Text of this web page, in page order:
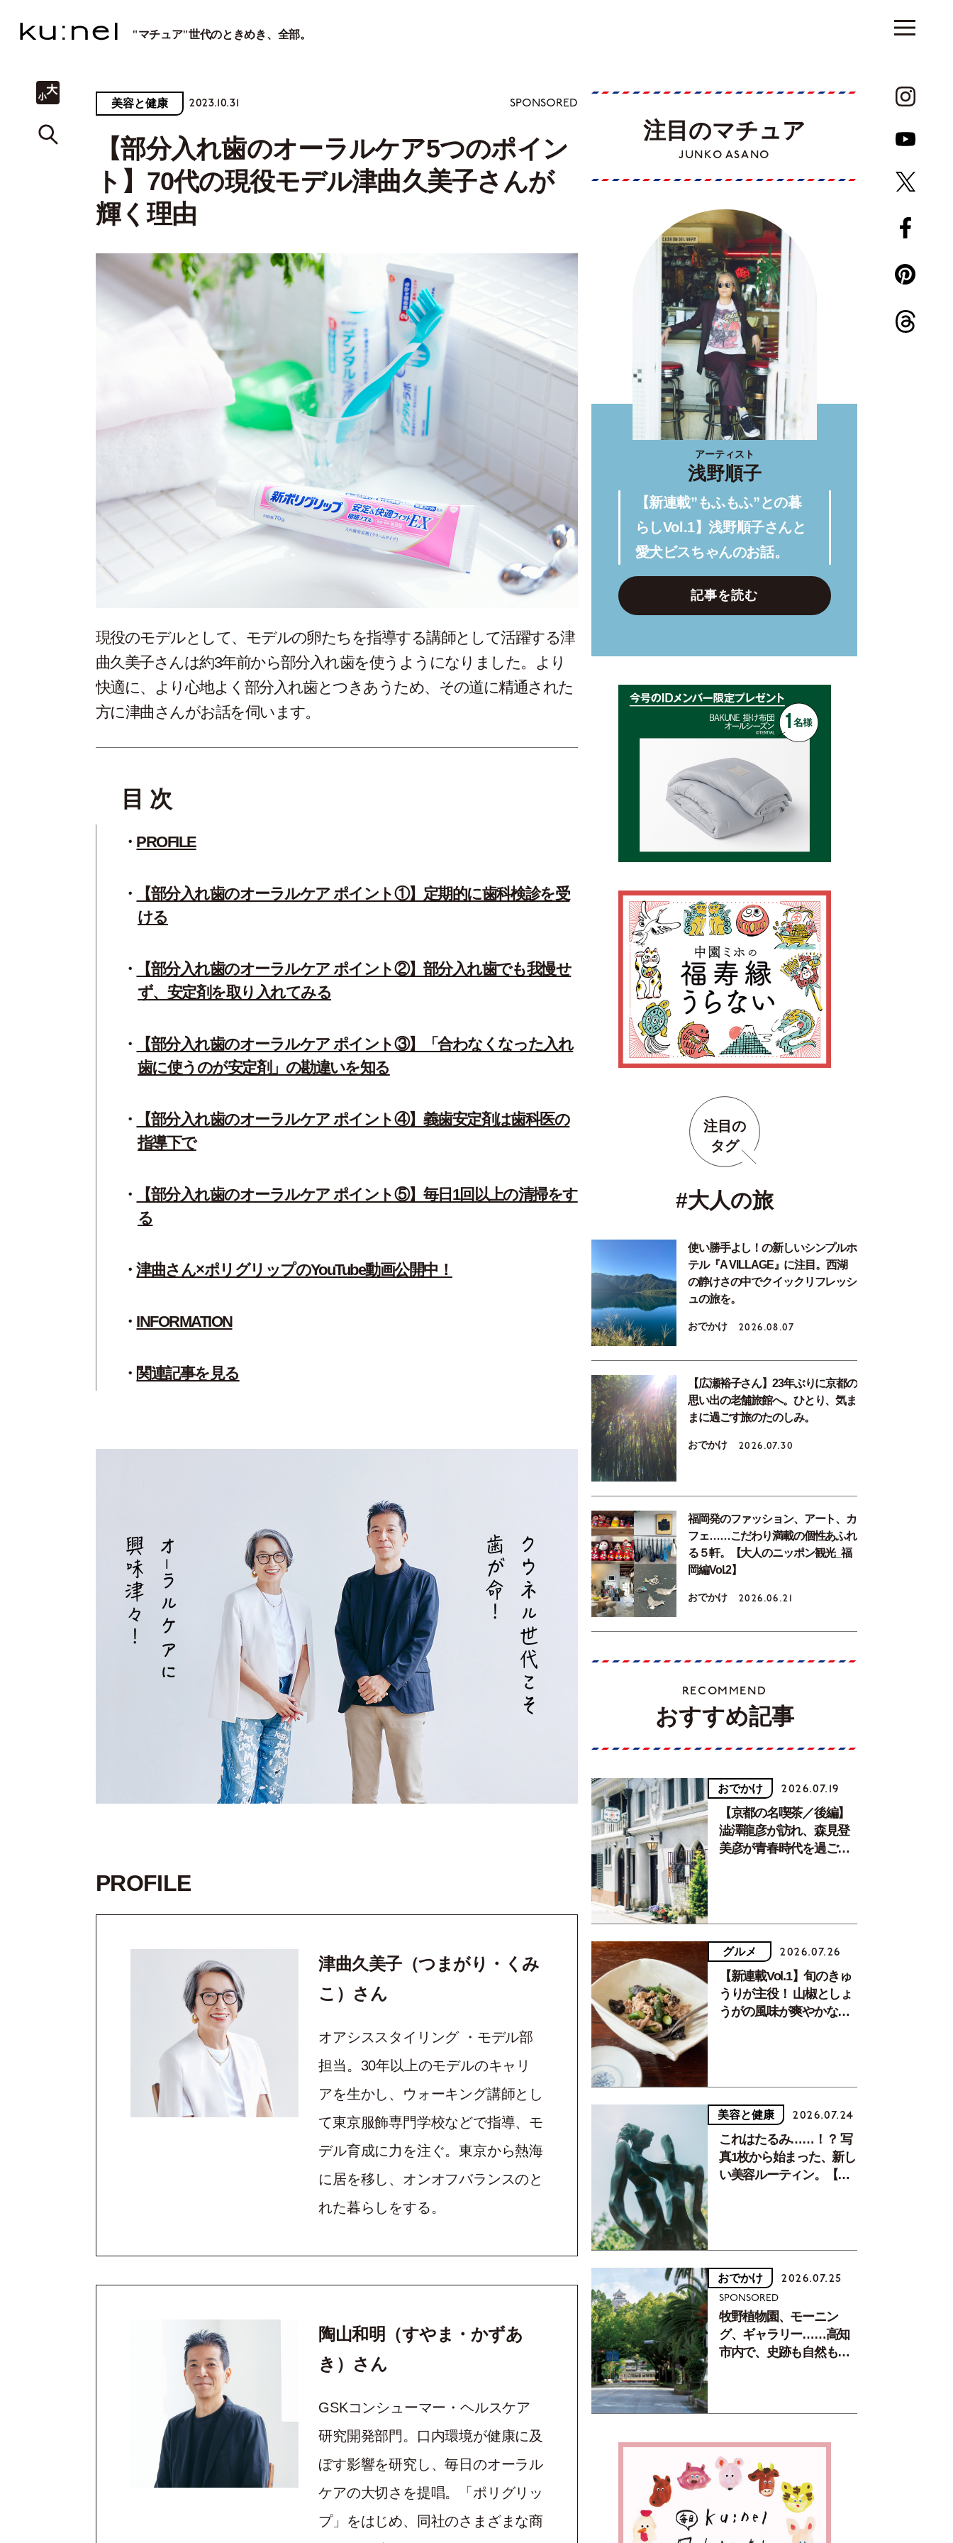
"マチュア"世代のときめき、全部。
美容と健康 2023.10.31 SPONSORED
【部分入れ歯のオーラルケア5つのポイン
ト】70代の現役モデル津曲久美子さんが
輝く理由
現役のモデルとして、モデルの卵たちを指導する講師として活躍する津
曲久美子さんは約3年前から部分入れ歯を使うようになりました。より
快適に、より心地よく部分入れ歯とつきあうため、その道に精通された
方に津曲さんがお話を伺います。
目 次
PROFILE
【部分入れ歯のオーラルケア ポイント①】定期的に歯科検診を受
ける
【部分入れ歯のオーラルケア ポイント②】部分入れ歯でも我慢せ
ず、安定剤を取り入れてみる
【部分入れ歯のオーラルケア ポイント③】「合わなくなった入れ
歯に使うのが安定剤」の勘違いを知る
【部分入れ歯のオーラルケア ポイント④】義歯安定剤は歯科医の
指導下で
【部分入れ歯のオーラルケア ポイント⑤】毎日1回以上の清掃をす
る
津曲さん×ポリグリップのYouTube動画公開中！
INFORMATION
関連記事を見る
PROFILE
津曲久美子（つまがり・くみ
こ）さん
オアシススタイリング ・モデル部
担当。30年以上のモデルのキャリ
アを生かし、ウォーキング講師とし
て東京服飾専門学校などで指導、モ
デル育成に力を注ぐ。東京から熱海
に居を移し、オンオフバランスのと
れた暮らしをする。
陶山和明（すやま・かずあ
き）さん
GSKコンシューマー・ヘルスケア
研究開発部門。口内環境が健康に及
ぼす影響を研究し、毎日のオーラル
ケアの大切さを提唱。「ポリグリッ
プ」をはじめ、同社のさまざまな商
注目のマチュア
JUNKO ASANO
アーティスト
浅野順子
【新連載”もふもふ”との暮
らしVol.1】浅野順子さんと
愛犬ビスちゃんのお話。
記事を読む
注目の
タグ
#大人の旅
使い勝手よし！の新しいシンプルホ
テル『A VILLAGE』に注目。西湖
の静けさの中でクイックリフレッシ
ュの旅を。
おでかけ 2026.08.07
【広瀬裕子さん】23年ぶりに京都の
思い出の老舗旅館へ。ひとり、気ま
まに過ごす旅のたのしみ。
おでかけ 2026.07.30
福岡発のファッション、アート、カ
フェ……こだわり満載の個性あふれ
る５軒。【大人のニッポン観光_福
岡編Vol.2】
おでかけ 2026.06.21
RECOMMEND
おすすめ記事
おでかけ 2026.07.19
【京都の名喫茶／後編】
澁澤龍彦が訪れ、森見登
美彦が青春時代を過ごし
グルメ 2026.07.26
【新連載Vol.1】旬のきゅ
うりが主役！ 山椒としょ
うがの風味が爽やかな、
美容と健康 2026.07.24
これはたるみ……！？ 写
真1枚から始まった、新し
い美容ルーティン。【中
おでかけ 2026.07.25
SPONSORED
牧野植物園、モーニン
グ、ギャラリー……高知
市内で、史跡も自然もグ